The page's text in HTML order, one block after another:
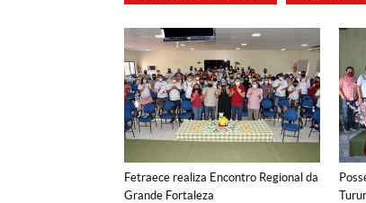
Fetraece realiza Encontro Regional da
Grande Fortaleza